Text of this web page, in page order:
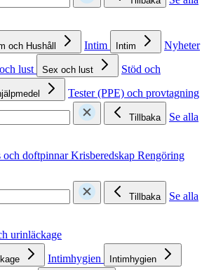
och Hushåll Intim Intim
Nyheter
lust Sex och lust
Stöd och
Tester (PPE) och provtagning
Tillbaka
Se alla
doftpinnarKrisberedskap Rengöring
Tillbaka
Se alla
urinläckage
Intimhygien Intimhygien